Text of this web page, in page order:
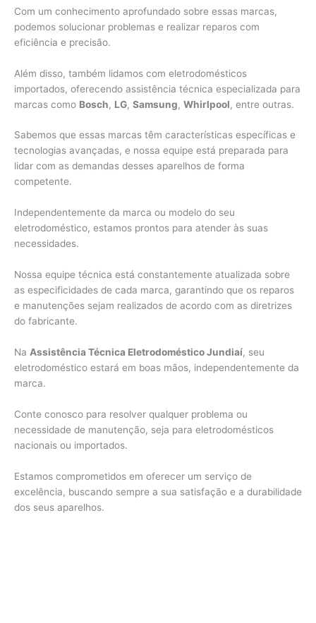
Com um conhecimento aprofundado sobre essas marcas,
podemos solucionar problemas e realizar reparos com
eficiência e precisão.
Além disso, também lidamos com eletrodomésticos
importados, oferecendo assistência técnica especializada para
marcas como Bosch, LG, Samsung, Whirlpool, entre outras.
Sabemos que essas marcas têm características específicas e
tecnologias avançadas, e nossa equipe está preparada para
lidar com as demandas desses aparelhos de forma
competente.
Independentemente da marca ou modelo do seu
eletrodoméstico, estamos prontos para atender às suas
necessidades.
Nossa equipe técnica está constantemente atualizada sobre
as especificidades de cada marca, garantindo que os reparos
e manutenções sejam realizados de acordo com as diretrizes
do fabricante.
Na Assistência Técnica Eletrodoméstico Jundiaí, seu
eletrodoméstico estará em boas mãos, independentemente da
marca.
Conte conosco para resolver qualquer problema ou
necessidade de manutenção, seja para eletrodomésticos
nacionais ou importados.
Estamos comprometidos em oferecer um serviço de
excelência, buscando sempre a sua satisfação e a durabilidade
dos seus aparelhos.